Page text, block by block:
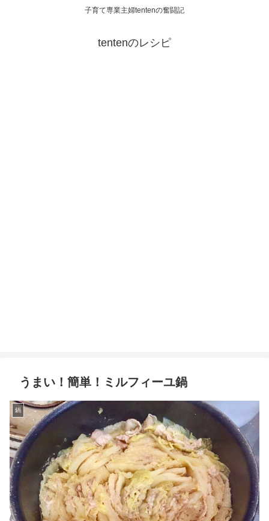
子育て専業主婦tentenの奮闘記
tentenのレシピ
うまい！簡単！ミルフィーユ鍋
鍋